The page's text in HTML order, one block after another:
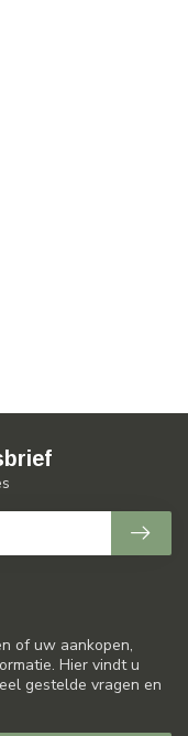
of uw aankopen,
Hier vindt u
gestelde vragen en